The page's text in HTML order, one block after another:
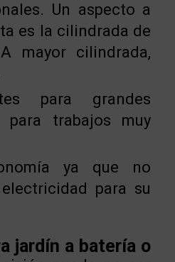
Un aspecto a
es la cilindrada de
mayor cilindrada,
para grandes
para trabajos muy
ya que no
para su
jardín a batería o